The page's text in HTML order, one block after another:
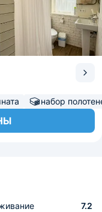
набор
7.2